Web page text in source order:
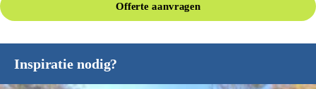
Offerte aanvragen
Inspiratie nodig?